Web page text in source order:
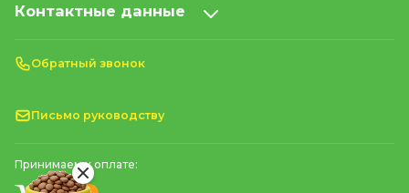
Контактные данные
Обратный звонок
Письмо руководству
Принимаем к оплате: